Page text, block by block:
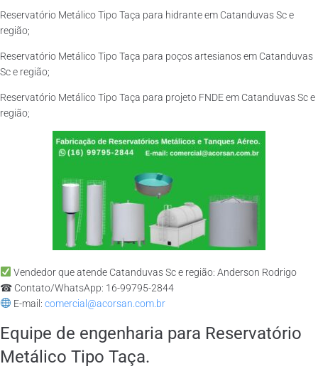
Reservatório Metálico Tipo Taça para hidrante em Catanduvas Sc e
região;
Reservatório Metálico Tipo Taça para poços artesianos em Catanduvas
Sc e região;
Reservatório Metálico Tipo Taça para projeto FNDE em Catanduvas Sc e
região;
Vendedor que atende Catanduvas Sc e região: Anderson Rodrigo
☎ Contato/WhatsApp: 16-99795-2844
E-mail: comercial@acorsan.com.br
Equipe de engenharia para Reservatório
Metálico Tipo Taça.